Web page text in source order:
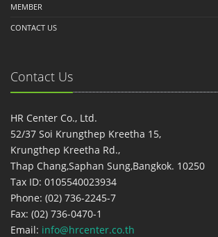
MEMBER
CONTACT US
Contact Us
HR Center Co., Ltd.
52/37 Soi Krungthep Kreetha 15,
Krungthep Kreetha Rd.,
Thap Chang,Saphan Sung,Bangkok. 10250
Tax ID: 0105540023934
Phone: (02) 736-2245-7
Fax: (02) 736-0470-1
Email: info@hrcenter.co.th